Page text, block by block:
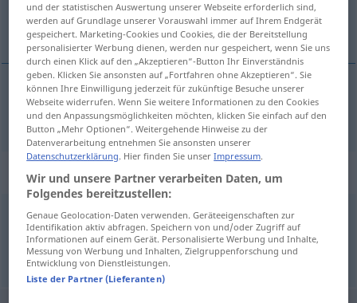
Übersicht aller Übersetzungen
(Für mehr Details die Übersetzung anklicken/antippen)
Kücken ÖSTERR → siehe „Küken“
Synonyme für "Kücken"
Küchlein (ugs.),Küken
© OpenThesaurus.de
und der statistischen Auswertung unserer Webseite erforderlich sind,
werden auf Grundlage unserer Vorauswahl immer auf Ihrem Endgerät
gespeichert. Marketing-Cookies und Cookies, die der Bereitstellung
personalisierter Werbung dienen, werden nur gespeichert, wenn Sie uns
durch einen Klick auf den „Akzeptieren“-Button Ihr Einverständnis
geben. Klicken Sie ansonsten auf „Fortfahren ohne Akzeptieren“. Sie
können Ihre Einwilligung jederzeit für zukünftige Besuche unserer
Webseite widerrufen. Wenn Sie weitere Informationen zu den Cookies
und den Anpassungsmöglichkeiten möchten, klicken Sie einfach auf den
Button „Mehr Optionen“. Weitergehende Hinweise zu der
Datenverarbeitung entnehmen Sie ansonsten unserer
Datenschutzerklärung. Hier finden Sie unserImpressum.
Wir und unsere Partner verarbeiten Daten, um
Folgendes bereitzustellen:
Genaue Geolocation-Daten verwenden. Geräteeigenschaften zur
Identifikation aktiv abfragen. Speichern von und/oder Zugriff auf
Informationen auf einem Gerät. Personalisierte Werbung und Inhalte,
Messung von Werbung und Inhalten, Zielgruppenforschung und
Entwicklung von Dienstleistungen.
Liste der Partner (Lieferanten)